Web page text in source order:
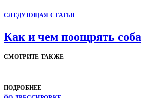
СЛЕДУЮЩАЯ СТАТЬЯ —
Как и чем поощрять
СМОТРИТЕ ТАКЖЕ
ПОДРОБНЕЕ